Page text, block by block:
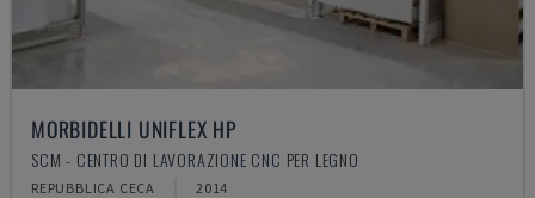
MORBIDELLI UNIFLEX HP
SCM - CENTRO DI LAVORAZIONE CNC PER LEGNO
REPUBBLICA CECA 2014